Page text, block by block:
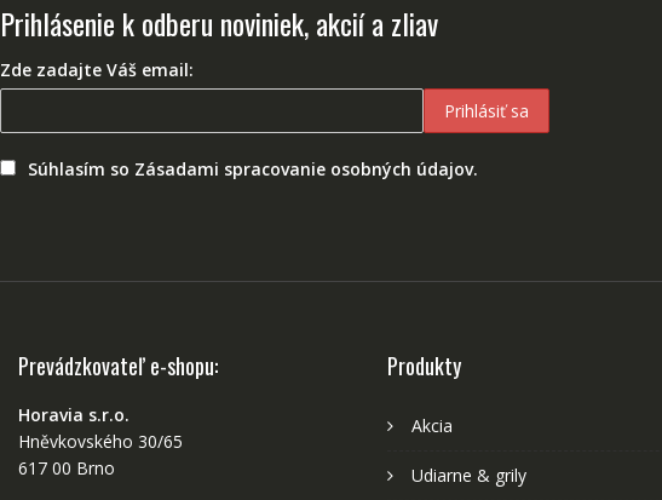
Prihlásenie k odberu noviniek, akcií a zliav
Zde zadajte Váš email:
Súhlasím so Zásadami spracovanie osobných údajov.
Prevádzkovateľ e-shopu:
Horavia s.r.o.
Hněvkovského 30/65
617 00 Brno
Produkty
Akcia
Udiarne & grily